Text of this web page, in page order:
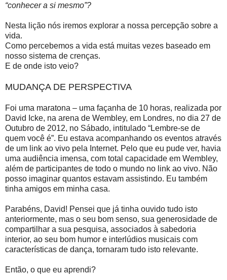
“conhecer a si mesmo”?
Nesta lição nós iremos explorar a nossa percepção sobre a
vida.
Como percebemos a vida está muitas vezes baseado em
nosso sistema de crenças.
E de onde isto veio?
MUDANÇA DE PERSPECTIVA
Foi uma maratona – uma façanha de 10 horas, realizada por
David Icke, na arena de Wembley, em Londres, no dia 27 de
Outubro de 2012, no Sábado, intitulado “Lembre-se de
quem você é”. Eu estava acompanhando os eventos através
de um link ao vivo pela Internet. Pelo que eu pude ver, havia
uma audiência imensa, com total capacidade em Wembley,
além de participantes de todo o mundo no link ao vivo. Não
posso imaginar quantos estavam assistindo. Eu também
tinha amigos em minha casa.
Parabéns, David! Pensei que já tinha ouvido tudo isto
anteriormente, mas o seu bom senso, sua generosidade de
compartilhar a sua pesquisa, associados à sabedoria
interior, ao seu bom humor e interlúdios musicais com
características de dança, tornaram tudo isto relevante.
Então, o que eu aprendi?